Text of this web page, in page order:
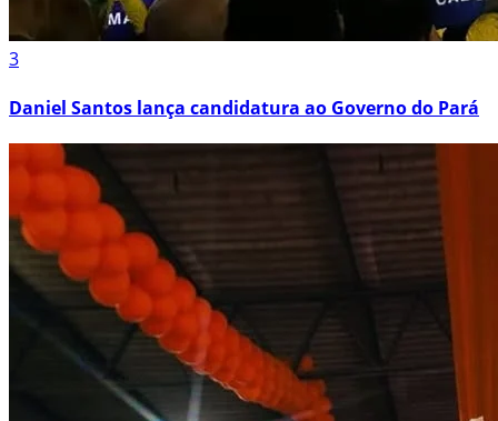
3
Daniel Santos lança candidatura ao Governo do Pará